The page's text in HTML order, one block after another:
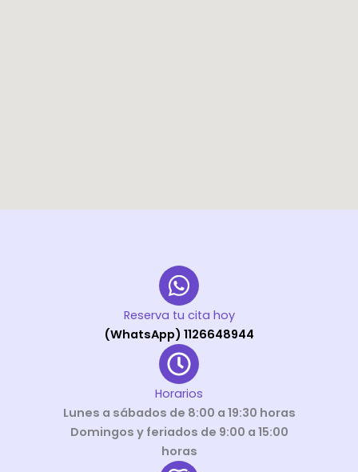
Reserva tu cita hoy
(WhatsApp) 1126648944
Horarios
Lunes a sábados de 8:00 a 19:30 horas
Domingos y feriados de 9:00 a 15:00
horas